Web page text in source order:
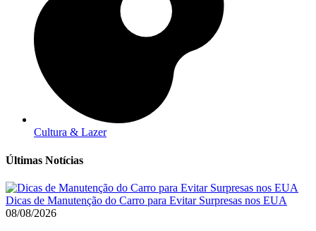
Cultura & Lazer
Últimas Notícias
Dicas de Manutenção do Carro para Evitar Surpresas nos EUA
08/08/2026